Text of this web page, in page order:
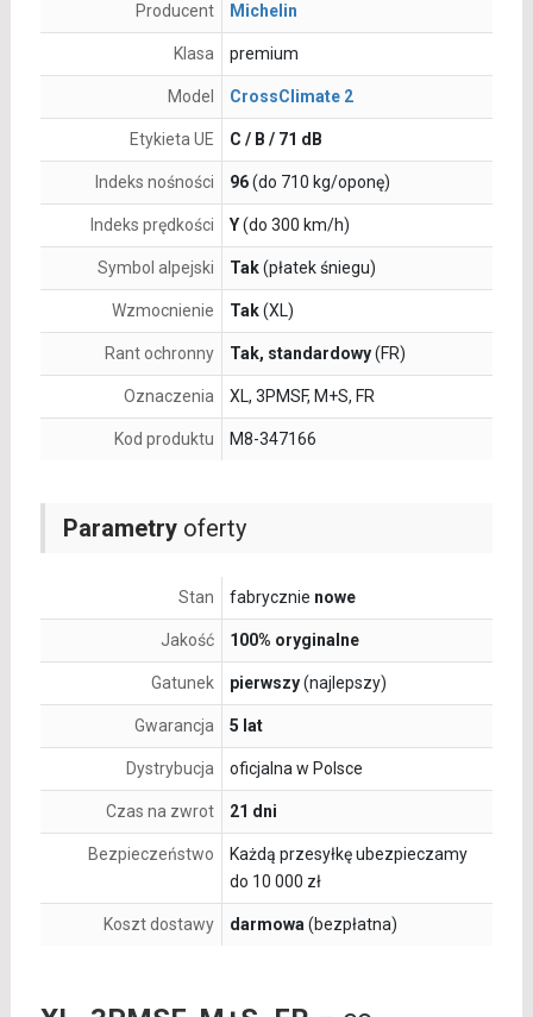
Parametryoferty
Stan fabrycznie nowe
Jakość 100% oryginalne
Gatunek pierwszy(najlepszy)
Gwarancja 5 lat
Dystrybucja oficjalna w Polsce
Czas na zwrot 21 dni
Bezpieczeństwo
Każdą przesyłkę ubezpieczamy
do 10 000 zł
Koszt dostawy darmowa (bezpłatna)
Producent Michelin
Klasa premium
Model CrossClimate 2
Etykieta UE C / B / 71 dB
Indeks nośności 96(do 710 kg/oponę)
Indeks prędkości Y(do 300 km/h)
Symbol alpejski Tak(płatek śniegu)
Wzmocnienie Tak(XL)
Rant ochronny Tak, standardowy(FR)
Oznaczenia XL, 3PMSF, M+S, FR
Kod produktu M8-347166